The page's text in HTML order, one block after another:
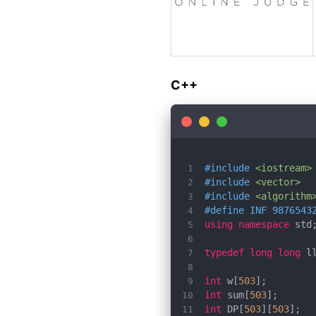
C++
#include <iostream>
#include <vector>
#include
#define INF
using namespace
typedef long long
int w[503
int sum[503
int DP[503][503